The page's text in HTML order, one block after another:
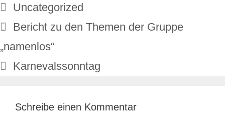
Uncategorized
Bericht zu den Themen der Gruppe
„namenlos“
Karnevalssonntag
Schreibe einen Kommentar